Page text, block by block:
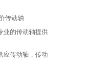
传动轴
的传动轴提供
应传动轴，传动